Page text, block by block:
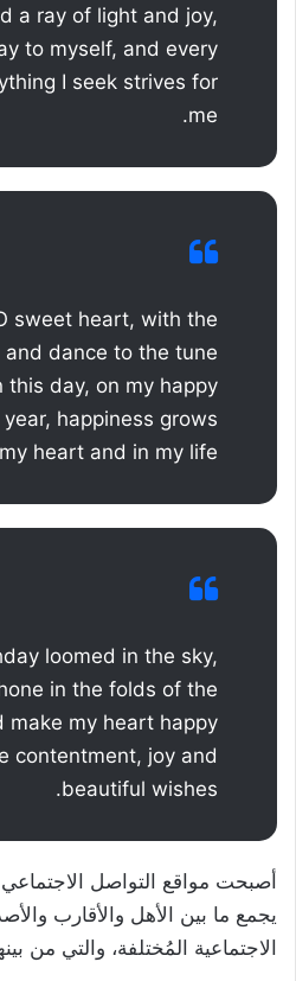
a ray of light and joy,
to myself, and every
I seek strives for
me.
sweet heart, with the
and dance to the tune
this day, on my happy
happiness grows
heart and in my life.
loomed in the sky,
in the folds of the
make my heart happy
contentment, joy and
beautiful wishes.
أصبحت مواقع التواصل
يجمع ما بين الأهل والأقارب
الاجتماعية المُختلفة، والتي من